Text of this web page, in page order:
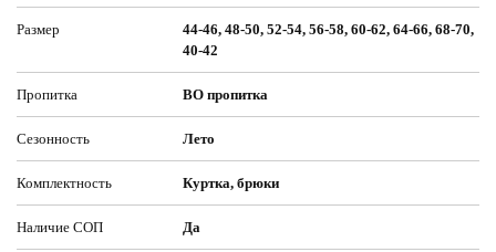
Размер
44-46, 48-50, 52-54, 56-58, 60-62, 64-66, 68-70,
40-42
Пропитка ВО пропитка
Сезонность Лето
Комплектность Куртка, брюки
Наличие СОП Да